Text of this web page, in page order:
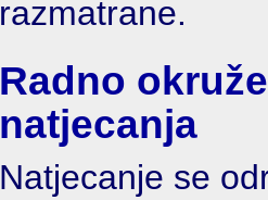
razmatrane.
Radno
natjecanja
Natjecanje se